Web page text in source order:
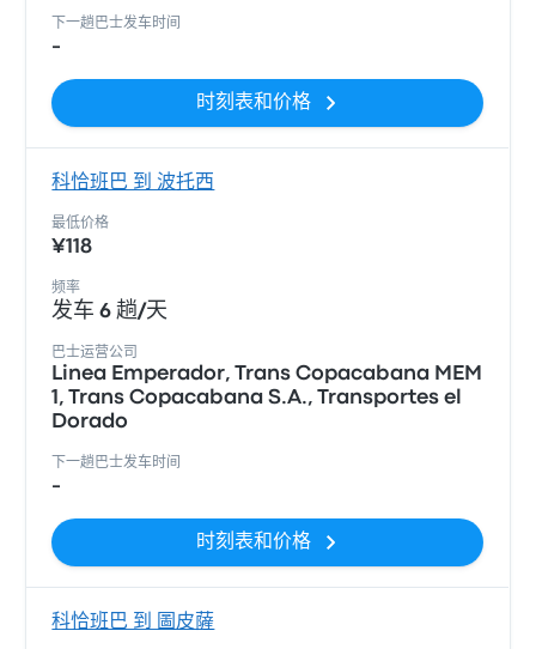
下一趟巴士发车时间
-
时刻表和价格
科恰班巴 到 波托西
最低价格
¥118
频率
发车 6 趟/天
巴士运营公司
Linea Emperador, Trans Copacabana MEM
1, Trans Copacabana S.A., Transportes el
Dorado
下一趟巴士发车时间
-
时刻表和价格
科恰班巴 到 圖皮薩